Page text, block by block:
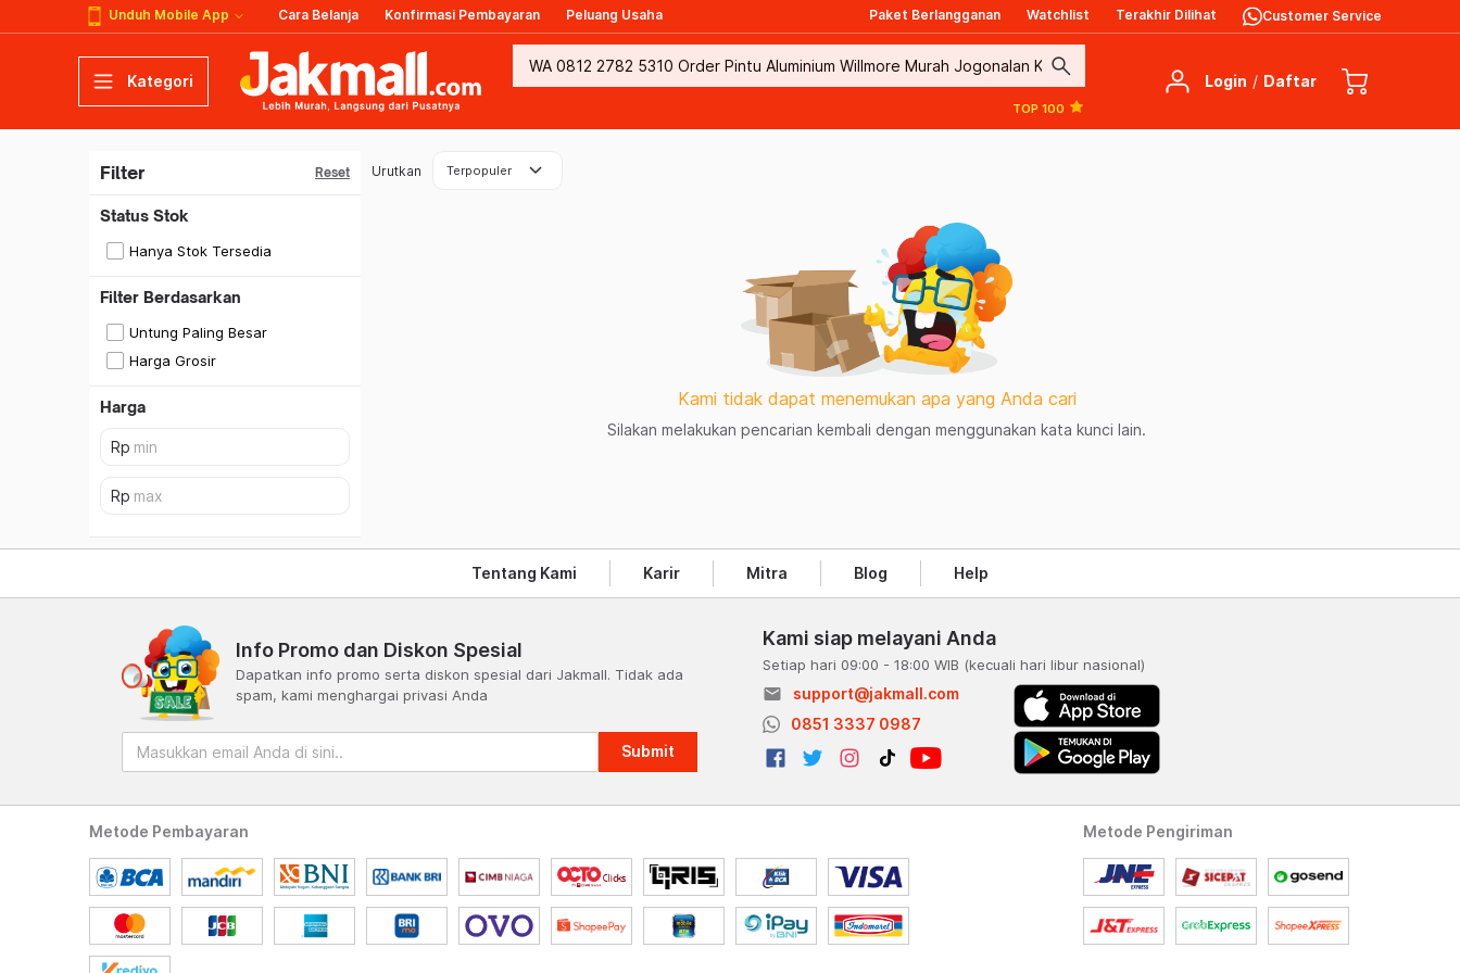
Unduh Mobile App Cara Belanja Konfirmasi Pembayaran Peluang Usaha Paket Berlangganan Watchlist Terakhir Dilihat Customer Service
Kategori search
TOP 100
Login / Daftar
Filter Reset
Status Stok
Hanya Stok Tersedia
Filter Berdasarkan
Untung Paling Besar
Harga Grosir
Harga
Urutkan Terpopuler keyboard_arrow_down
Kami tidak dapat menemukan apa yang Anda cari
Silakan melakukan pencarian kembali dengan menggunakan kata kunci lain.
Tentang Kami Karir Mitra Blog Help
Info Promo dan Diskon Spesial
Dapatkan info promo serta diskon spesial dari Jakmall. Tidak ada
spam, kami menghargai privasi Anda
Submit
Kami siap melayani Anda
Setiap hari 09:00 - 18:00 WIB (kecuali hari libur nasional)
email
support@jakmall.com
0851 3337 0987
Metode Pembayaran Metode Pengiriman